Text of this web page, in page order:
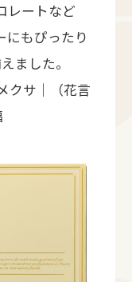
レートなど
にもぴったり
ました。
クサ｜（花言